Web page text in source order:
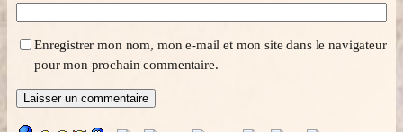
Enregistrer mon nom, mon e-mail et mon site dans le navigateur
pour mon prochain commentaire.